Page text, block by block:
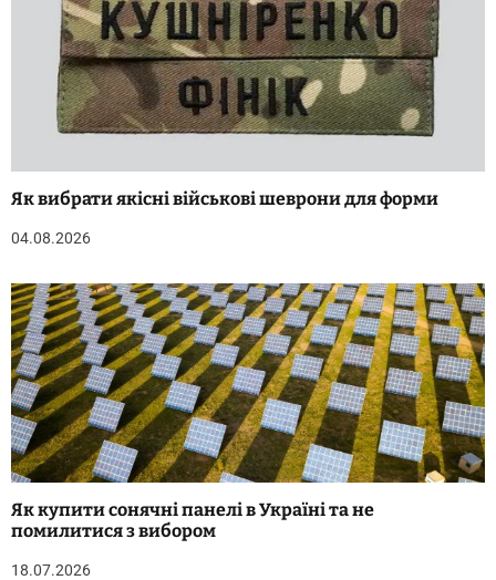
Як вибрати якісні військові шеврони для форми
04.08.2026
Як купити сонячні панелі в Україні та не
помилитися з вибором
18.07.2026